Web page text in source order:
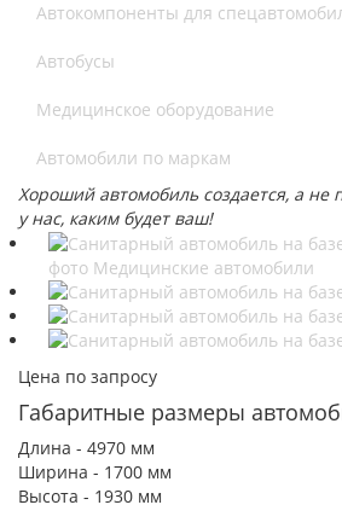
Автокомпоненты для
Автобусы
Медицинское оборудование
Автомобили по маркам
Хороший автомобиль создается, а не
у нас, каким будет ваш!
Цена по запросу
Габаритные размеры
Длина - 4970 мм
Ширина - 1700 мм
Высота - 1930 мм